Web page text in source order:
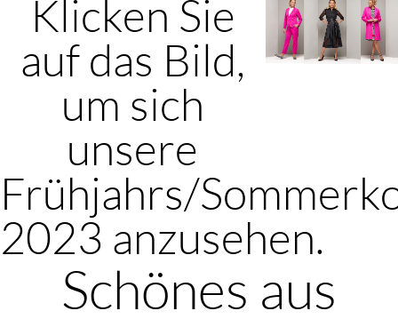
Klicken Sie
auf das Bild,
um sich
unsere
Frühjahrs/
2023 anzusehen.
Schönes aus